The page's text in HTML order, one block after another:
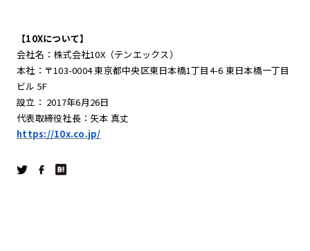
【10Xについて】
会社名：株式会社10X（テンエックス）
本社：〒103-0004 東京都中央区東日本橋1丁目4-6 東日本橋一丁目
ビル 5F
設立： 2017年6月26日
代表取締役社長：矢本 真丈
https://10x.co.jp/